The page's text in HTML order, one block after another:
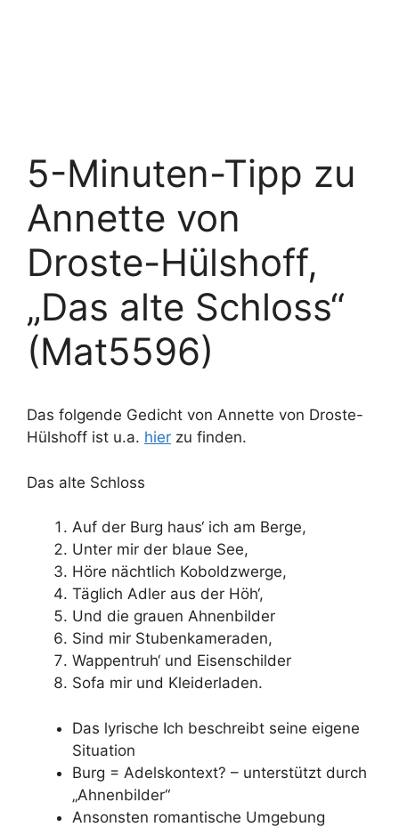
5-Minuten-Tipp zu
Annette von
Droste-Hülshoff,
„Das alte Schloss“
(Mat5596)
Das folgende Gedicht von Annette von Droste-
Hülshoff ist u.a. hier zu finden.
Das alte Schloss
Auf der Burg haus‘ ich am Berge,
Unter mir der blaue See,
Höre nächtlich Koboldzwerge,
Täglich Adler aus der Höh‘,
Und die grauen Ahnenbilder
Sind mir Stubenkameraden,
Wappentruh‘ und Eisenschilder
Sofa mir und Kleiderladen.
Das lyrische Ich beschreibt seine eigene
Situation
Burg = Adelskontext? – unterstützt durch
„Ahnenbilder“
Ansonsten romantische Umgebung